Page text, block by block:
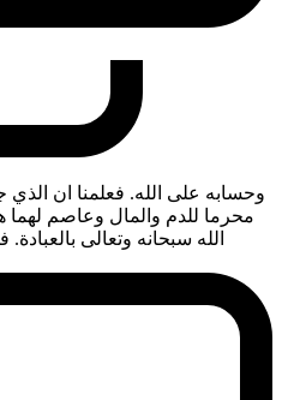
وحسابه على الله. فعلمنا ان الذي
محرما للدم والمال وعاصم لهما
الله سبحانه وتعالى